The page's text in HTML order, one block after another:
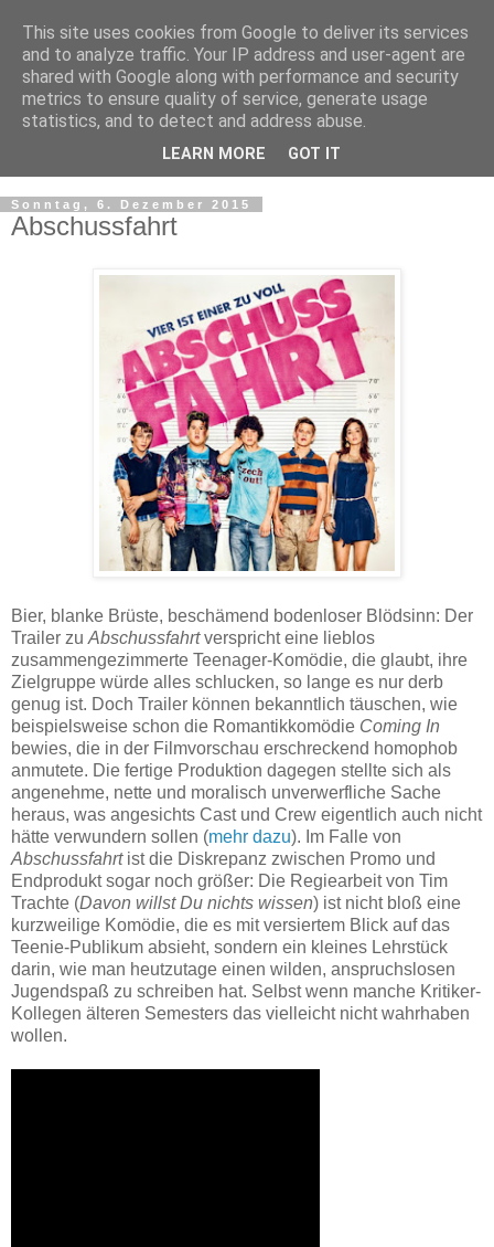
Sonntag, 6. Dezember 2015
Abschussfahrt
Bier, blanke Brüste, beschämend bodenloser Blödsinn: Der
Trailer zu Abschussfahrtverspricht eine lieblos
zusammengezimmerte Teenager-Komödie, die glaubt, ihre
Zielgruppe würde alles schlucken, so lange es nur derb
genug ist. Doch Trailer können bekanntlich täuschen, wie
beispielsweise schon die Romantikkomödie Coming In
bewies, die in der Filmvorschau erschreckend homophob
anmutete. Die fertige Produktion dagegen stellte sich als
angenehme, nette und moralisch unverwerfliche Sache
heraus, was angesichts Cast und Crew eigentlich auch nicht
hätte verwundern sollen (mehr dazu). Im Falle von
Abschussfahrtist die Diskrepanz zwischen Promo und
Endprodukt sogar noch größer: Die Regiearbeit von Tim
Trachte (Davon willst Du nichts wissen) ist nicht bloß eine
kurzweilige Komödie, die es mit versiertem Blick auf das
Teenie-Publikum absieht, sondern ein kleines Lehrstück
darin, wie man heutzutage einen wilden, anspruchslosen
Jugendspaß zu schreiben hat. Selbst wenn manche Kritiker-
Kollegen älteren Semesters das vielleicht nicht wahrhaben
wollen.
This site uses cookies from Google to deliver its services
and to analyze traffic. Your IP address and user-agent are
shared with Google along with performance and security
metrics to ensure quality of service, generate usage
statistics, and to detect and address abuse.
LEARN MORE GOT IT